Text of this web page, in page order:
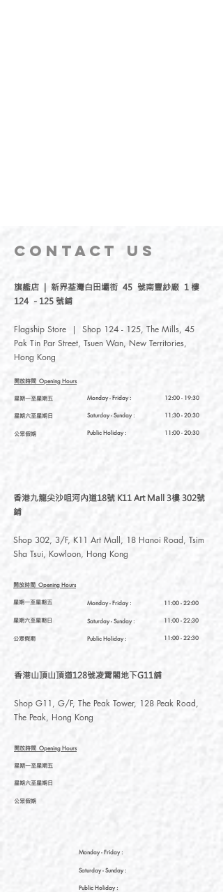
CONTACT US
旗艦店 | 新界荃灣白田壩街 45 號南豐紗廠 1 樓
124 - 125 號鋪
Flagship Store | Shop 124 - 125, The Mills, 45
Pak Tin Par Street, Tsuen Wan, New Territories,
Hong Kong
開放時間 Opening Hours
星期一至星期五
星期六至星期日
公眾假期
12:00 - 19:30
11:30 - 20:30
11:00 - 20:30
Monday - Friday :
Saturday- Sunday :
Public Holiday :
11:00 - 22:00
11:00 - 22:30
11:00 - 22:30
香港九龍尖沙咀河內道18號 K11 Art Mall 3樓 302號
鋪
Shop 302, 3/F, K11 Art Mall, 18 Hanoi Road, Tsim
Sha Tsui, Kowloon, Hong Kong
開放時間 Opening Hours
星期一至星期五
星期六至星期日
公眾假期
Monday - Friday :
Saturday- Sunday :
Public Holiday :
香港山頂山頂道128號凌霄閣地下G11舖
Shop G11, G/F, The Peak Tower, 128 Peak Road,
The Peak, Hong Kong
開放時間 Opening Hours
星期一至星期五
星期六至星期日
公眾假期
Monday - Friday :
Saturday- Sunday :
Public Holiday :